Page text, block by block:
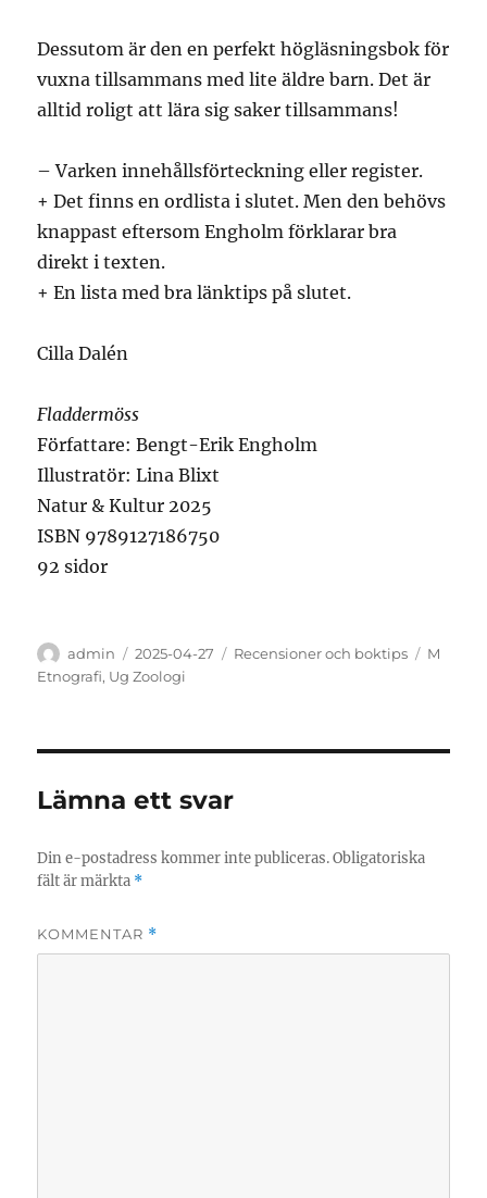
Dessutom är den en perfekt högläsningsbok för
vuxna tillsammans med lite äldre barn. Det är
alltid roligt att lära sig saker tillsammans!
– Varken innehållsförteckning eller register.
+ Det finns en ordlista i slutet. Men den behövs
knappast eftersom Engholm förklarar bra
direkt i texten.
+ En lista med bra länktips på slutet.
Cilla Dalén
Fladdermöss
Författare: Bengt-Erik Engholm
Illustratör: Lina Blixt
Natur & Kultur 2025
ISBN 9789127186750
92 sidor
Författare
admin
Publicerat
den
2025-04-27 Kategorier
Recensioner och boktips
M
Etnografi, Ug Zoologi
Lämna ett svar
Din e-postadress kommer inte publiceras. Obligatoriska
fält är märkta *
KOMMENTAR *